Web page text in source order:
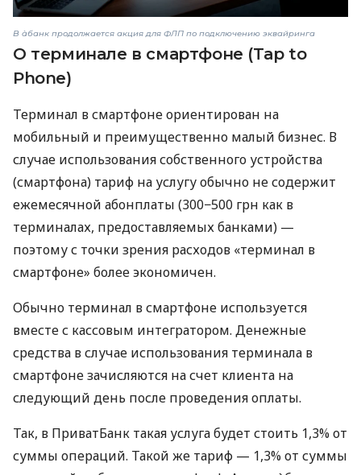
В àбанк продолжается акция для ФЛП по подключению эквайринга
О терминале в смартфоне (Tap to
Phone)
Терминал в смартфоне ориентирован на
мобильный и преимущественно малый бизнес. В
случае использования собственного устройства
(смартфона) тариф на услугу обычно не содержит
ежемесячной абонплаты (300−500 грн как в
терминалах, предоставляемых банками) —
поэтому с точки зрения расходов «терминал в
смартфоне» более экономичен.
Обычно терминал в смартфоне используется
вместе с кассовым интегратором. Денежные
средства в случае использования терминала в
смартфоне зачисляются на счет клиента на
следующий день после проведения оплаты.
Так, в ПриватБанк такая услуга будет стоить 1,3% от
суммы операций. Такой же тариф — 1,3% от суммы